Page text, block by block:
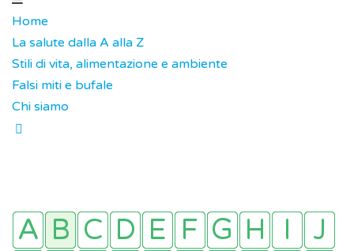
Home
La salute dalla A alla Z
Stili di vita, alimentazione e ambiente
Falsi miti e bufale
Chi siamo